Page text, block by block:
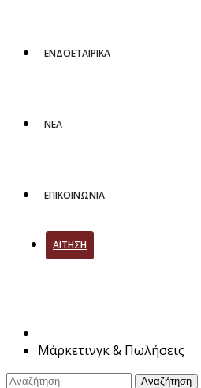
ΕΝΔΟΕΤΑΙΡΙΚΑ
ΝΕΑ
ΕΠΙΚΟΙΝΩΝΙΑ
ΑΙΤΗΣΗ
Μάρκετινγκ & Πωλήσεις
Αναζήτηση